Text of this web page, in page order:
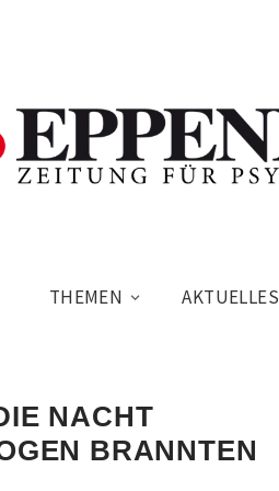
THEMEN AKTUELLES
NACHT
BRANNTEN